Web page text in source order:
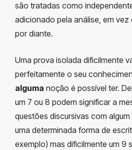
são tratadas como
adicionado pela análise, em vez
por diante.
Uma prova isolada dificilmente
perfeitamente o seu
alguma noção é possível ter.
um 7 ou 8 podem significar a
questões discursivas com
uma determinada forma de
exemplo) mas dificilmente um 9